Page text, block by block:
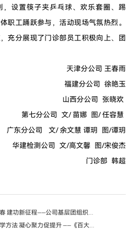
，设置筷子夹乒乓球、欢乐套圈、踢
职工踊跃参与，活动现场气氛热烈。
充分展现了门诊部员工积极向上、团
天津分公司 王春雨
福建分公司 徐艳玉
山西分公司 张晓欢
第七分公司 文/ 苗娜 图/ 任容慧
广东分公司 文/ 余文慧 谭玥 图/谭玥
华建检测公司 文/高文馨 图/宋俊杰
门诊部 韩超
下一篇：深耕案例学方法 凝心聚力促提升 ——《百大案例》优秀学习成果展播（二）